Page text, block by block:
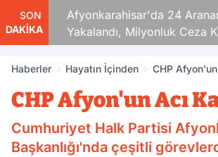
SON
DAKİKA
Afyonkarahisar'da 24 Aranan
Yakalandı, Milyonluk Ceza
Haberler Hayatın İçinden CHP Afyon'un
CHP Afyon'un Acı
Cumhuriyet Halk Partisi
Başkanlığı'nda çeşitli